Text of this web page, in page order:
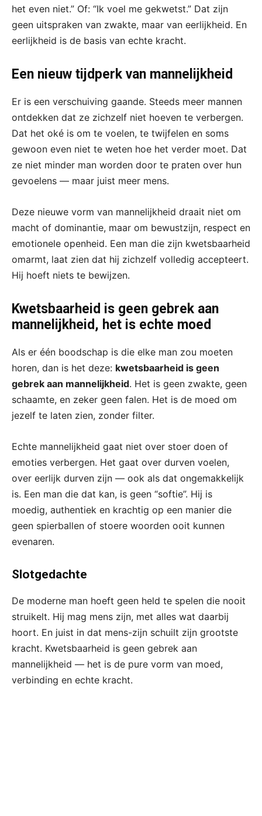
het even niet.” Of: “Ik voel me gekwetst.” Dat zijn
geen uitspraken van zwakte, maar van eerlijkheid. En
eerlijkheid is de basis van echte kracht.
Een nieuw tijdperk van mannelijkheid
Er is een verschuiving gaande. Steeds meer mannen
ontdekken dat ze zichzelf niet hoeven te verbergen.
Dat het oké is om te voelen, te twijfelen en soms
gewoon even niet te weten hoe het verder moet. Dat
ze niet minder man worden door te praten over hun
gevoelens — maar juist meer mens.
Deze nieuwe vorm van mannelijkheid draait niet om
macht of dominantie, maar om bewustzijn, respect en
emotionele openheid. Een man die zijn kwetsbaarheid
omarmt, laat zien dat hij zichzelf volledig accepteert.
Hij hoeft niets te bewijzen.
Kwetsbaarheid is geen gebrek aan
mannelijkheid, het is echte moed
Als er één boodschap is die elke man zou moeten
horen, dan is het deze: kwetsbaarheid is geen
gebrek aan mannelijkheid. Het is geen zwakte, geen
schaamte, en zeker geen falen. Het is de moed om
jezelf te laten zien, zonder filter.
Echte mannelijkheid gaat niet over stoer doen of
emoties verbergen. Het gaat over durven voelen,
over eerlijk durven zijn — ook als dat ongemakkelijk
is. Een man die dat kan, is geen “softie”. Hij is
moedig, authentiek en krachtig op een manier die
geen spierballen of stoere woorden ooit kunnen
evenaren.
Slotgedachte
De moderne man hoeft geen held te spelen die nooit
struikelt. Hij mag mens zijn, met alles wat daarbij
hoort. En juist in dat mens-zijn schuilt zijn grootste
kracht. Kwetsbaarheid is geen gebrek aan
mannelijkheid — het is de pure vorm van moed,
verbinding en echte kracht.